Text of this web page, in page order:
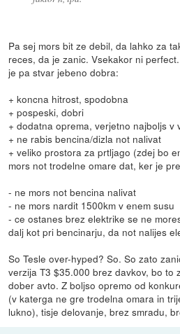
Pa sej mors bit ze debil, da lahko za
reces, da je zanic. Vsekakor ni
je pa stvar jebeno dobra:
+ koncna hitrost, spodobna
+ pospeski, dobri
+ dodatna oprema, verjetno najboljs v
+ ne rabis bencina/dizla not nalivat
+ veliko prostora za prtljago (zdej bo
mors not trodelne omare dat, ker je
- ne mors not bencina nalivat
- ne mors nardit 1500km v enem susu
- ce ostanes brez elektrike se ne
dalj kot pri bencinarju, da not nalijes
So Tesle over-hyped? So. So zato
verzija T3 $35.000 brez davkov, bo to
dober avto. Z boljso opremo od
(v katerga ne gre trodelna omara in
lukno), tisje delovanje, brez smradu,